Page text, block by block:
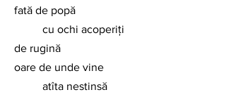
fată de popă
	cu ochi acoperiți
de rugină
oare de unde vine
	atîta nestinsă